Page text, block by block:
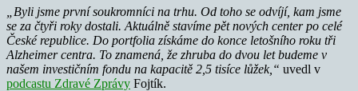
„Byli jsme první soukromníci na trhu. Od toho se odvíjí, kam jsme
se za čtyři roky dostali. Aktuálně stavíme pět nových center po celé
České republice. Do portfolia získáme do konce letošního roku tři
Alzheimer centra. To znamená, že zhruba do dvou let budeme v
našem investičním fondu na kapacitě 2,5 tisíce lůžek,“ uvedl v
podcastu Zdravé Zprávy Fojtík.